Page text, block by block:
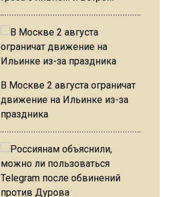
В Москве 2 августа ограничат
движение на Ильинке из-за
праздника